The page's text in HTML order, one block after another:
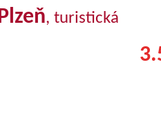
, turistická